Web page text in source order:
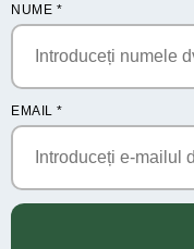
NUME *
EMAIL *